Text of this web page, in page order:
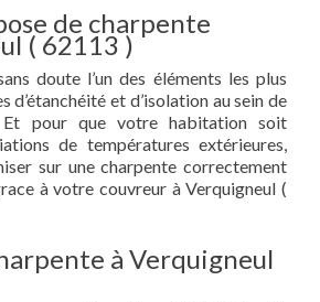
de charpente
( 62113 )
doute l’un des éléments les plus
d’étanchéité et d’isolation au sein de
pour que votre habitation soit
de températures extérieures,
sur une charpente correctement
à votre couvreur à Verquigneul (
à Verquigneul